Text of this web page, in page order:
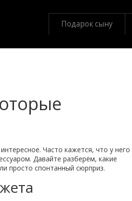
Подарок сыну
Часто кажется, что у него
Давайте разберём, какие
просто спонтанный сюрприз.